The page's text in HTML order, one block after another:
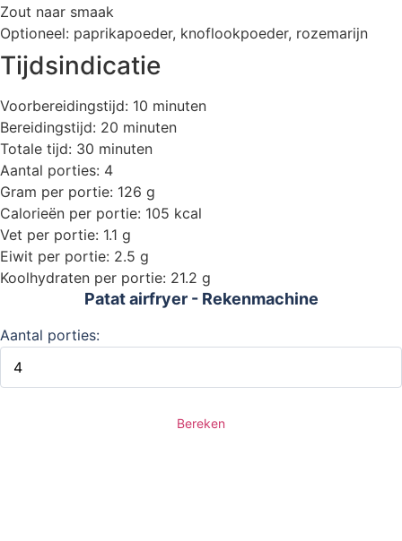
Zout naar smaak
Optioneel: paprikapoeder, knoflookpoeder, rozemarijn
Tijdsindicatie
Voorbereidingstijd: 10 minuten
Bereidingstijd: 20 minuten
Totale tijd: 30 minuten
Aantal porties: 4
Gram per portie: 126 g
Calorieën per portie: 105 kcal
Vet per portie: 1.1 g
Eiwit per portie: 2.5 g
Koolhydraten per portie: 21.2 g
Patat airfryer - Rekenmachine
Aantal porties:
Bereken